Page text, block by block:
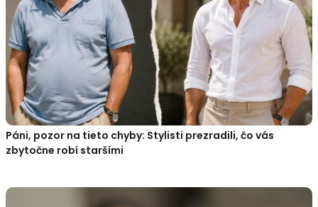
Páni, pozor na tieto chyby: Stylisti prezradili, čo vás
zbytočne robí staršími